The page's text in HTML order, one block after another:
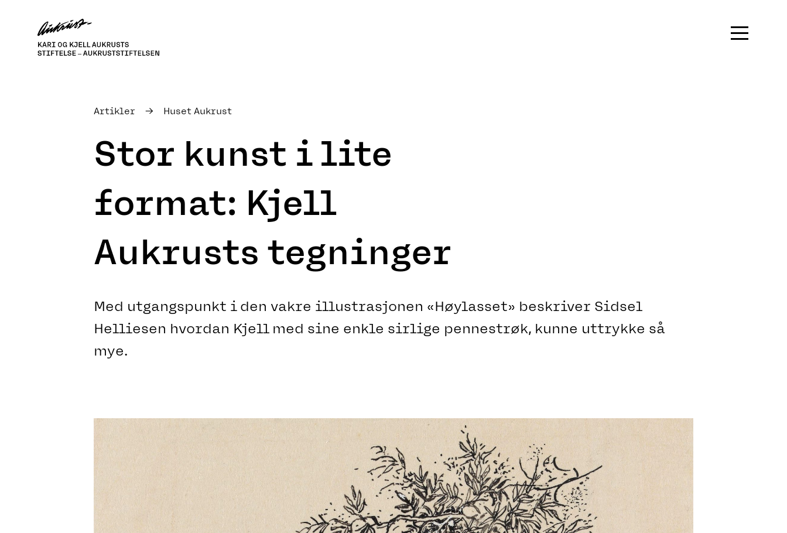
innhold
Artikler → Huset Aukrust
Stor kunst i lite
format: Kjell
Aukrusts tegninger
Med utgangspunkt i den vakre illustrasjonen «Høylasset» beskriver Sidsel
Helliesen hvordan Kjell med sine enkle sirlige pennestrøk, kunne uttrykke så
mye.